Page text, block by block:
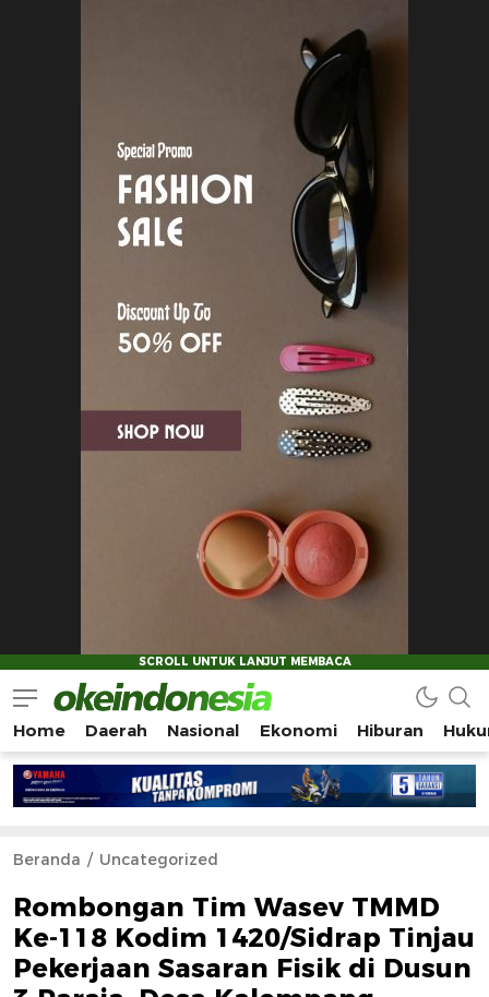
Okeindonesia.Online
Mengonlinekan Indonesia Secara Utuh
Home Daerah Nasional Ekonomi Hiburan
Beranda Uncategorized
Rombongan Tim Wasev TMMD
Ke-118 Kodim 1420/Sidrap Tinjau
Pekerjaan Sasaran Fisik di Dusun